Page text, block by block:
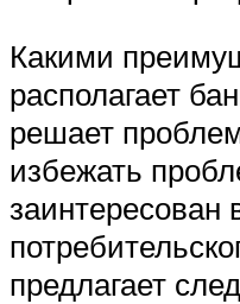
Какими
располагает
решает
избежать
заинтересован
предлагает